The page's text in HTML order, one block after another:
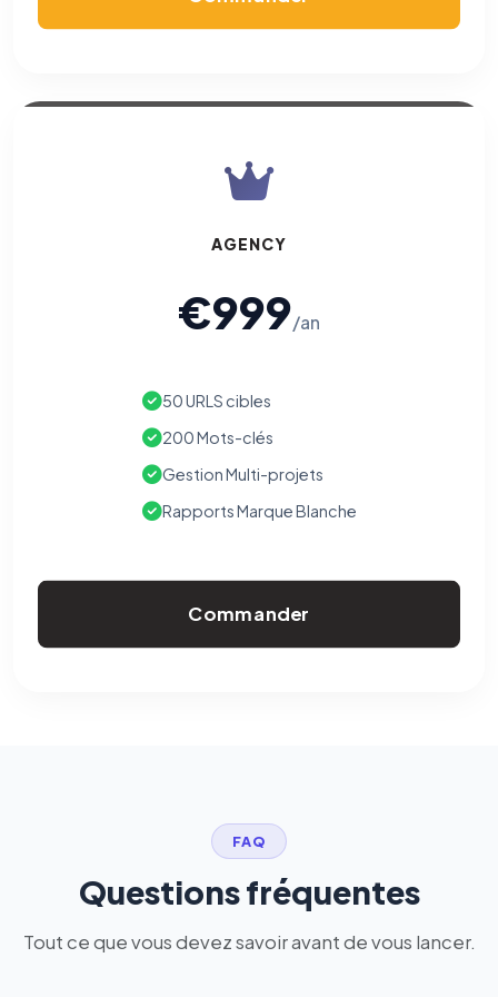
AGENCY
€999/an
50 URLS cibles
200 Mots-clés
Gestion Multi-projets
Rapports Marque Blanche
Commander
FAQ
Questions fréquentes
Tout ce que vous devez savoir avant de vous lancer.